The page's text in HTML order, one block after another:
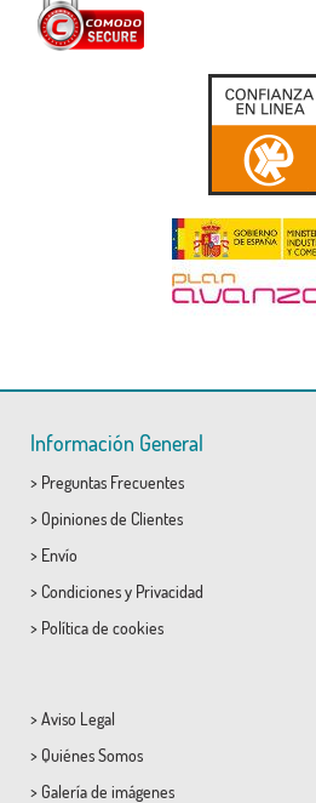
Información General
> Preguntas Frecuentes
> Opiniones de Clientes
> Envío
> Condicionesy Privacidad
> Política de cookies
> Aviso Legal
> Quiénes Somos
> Galería de imágenes